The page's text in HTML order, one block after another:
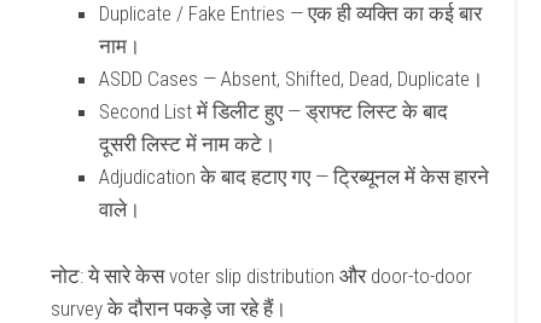
Duplicate / Fake Entries — एक ही व्यक्ति का कई बार
नाम।
ASDD Cases — Absent, Shifted, Dead, Duplicate।
Second List में डिलीट हुए — ड्राफ्ट लिस्ट के बाद
दूसरी लिस्ट में नाम कटे।
Adjudication के बाद हटाए गए — ट्रिब्यूनल में केस हारने
वाले।
नोट: ये सारे केस voter slip distribution और door-to-door
survey के दौरान पकड़े जा रहे हैं।